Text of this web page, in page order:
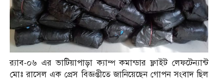
র‌্যাব-০৬ এর ভাটিয়াপাড়া ক্যাম্প কমান্ডার ফ্লাইট লেফটেন্যান্ট
মোঃ রাসেল এক প্রেস বিজ্ঞপ্তীতে জানিয়েছেন গোপন সংবাদ ছিল